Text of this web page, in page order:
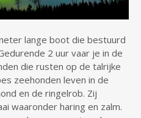
lange boot die bestuurd
2 uur vaar je in de
die rusten op de talrijke
zeehonden leven in de
en de ringelrob. Zij
waaronder haring en zalm.